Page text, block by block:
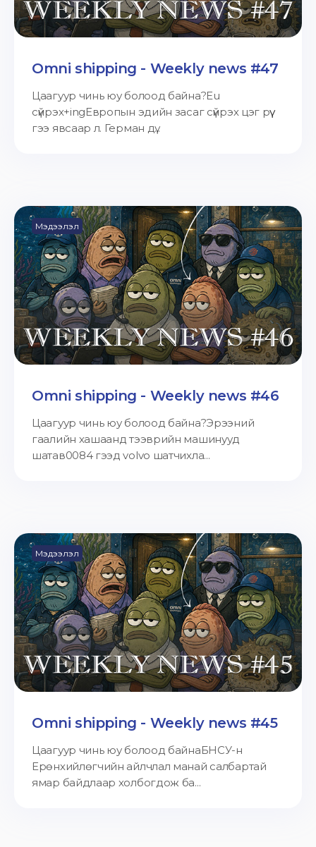
Omni shipping - Weekly news #47
Цаагуур чинь юу болоод байна?Eu
сүйрэх+ingЕвропын эдийн засаг сүйрэх цэг рүү
гээ явсаар л. Герман дү...
Мэдээлэл
Omni shipping - Weekly news #46
Цаагуур чинь юу болоод байна?Эрээний
гаалийн хашаанд тээврийн машинууд
шатав0084 гээд volvo шатчихла...
Мэдээлэл
Omni shipping - Weekly news #45
Цаагуур чинь юу болоод байнаБНСУ-н
Ерөнхийлөгчийн айлчлал манай салбартай
ямар байдлаар холбогдож ба...